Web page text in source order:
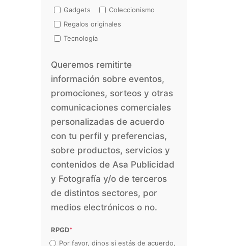
Gadgets
Coleccionismo
Regalos originales
Tecnología
Queremos remitirte
información sobre eventos,
promociones, sorteos y otras
comunicaciones comerciales
personalizadas de acuerdo
con tu perfil y preferencias,
sobre productos, servicios y
contenidos de Asa Publicidad
y Fotografía y/o de terceros
de distintos sectores, por
medios electrónicos o no.
RPGD*
Por favor, dinos si estás de acuerdo,